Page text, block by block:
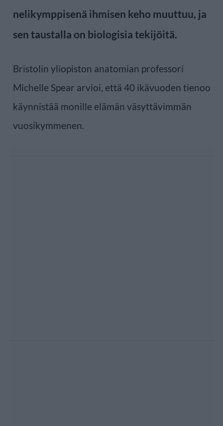
nelikymppisenä ihmisen keho muuttuu, ja
sen taustalla on biologisia tekijöitä.
Bristolin yliopiston anatomian professori
Michelle Spear arvioi, että 40 ikävuoden tienoo
käynnistää monille elämän väsyttävimmän
vuosikymmenen.